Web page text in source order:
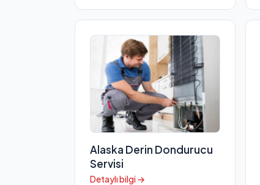
Alaska Derin Dondurucu
Servisi
Detaylı bilgi →